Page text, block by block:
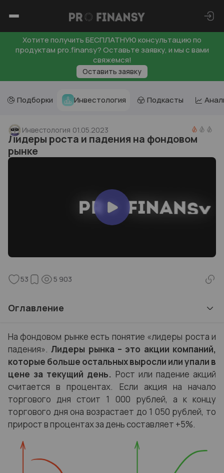
Хотите получить БЕСПЛАТНУЮ консультацию по
продуктам pro.finansy? Оставьте заявку, и мы с вами
свяжемся!
Оставить заявку
Подборки Инвестология Подкасты
Инвестология 01.05.2023
Лидеры роста и падения на фондовом
рынке
53 5 903
Оглавление
На фондовом рынке есть понятие «лидеры роста и
падения».Лидеры рынка – это акции компаний,
которые больше остальных выросли или упали в
цене за текущий день. Рост или падение акций
считается в процентах. Если акция на начало
торгового дня стоит 1 000 рублей, а к концу
торгового дня она возрастает до 1 050 рублей, то
прирост в процентах за день составляет +5%.